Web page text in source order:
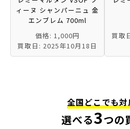
ィーヌ シャンパーニュ 金
エンブレム 700ml
価格: 1,000円
買取日: 2025年10月18日
買取
全国どこでも
選べる3つの